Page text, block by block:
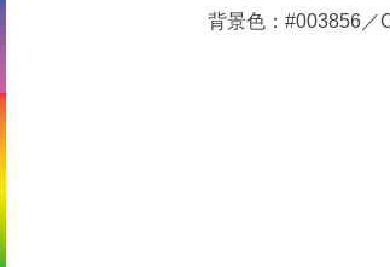
背景色：#003856／